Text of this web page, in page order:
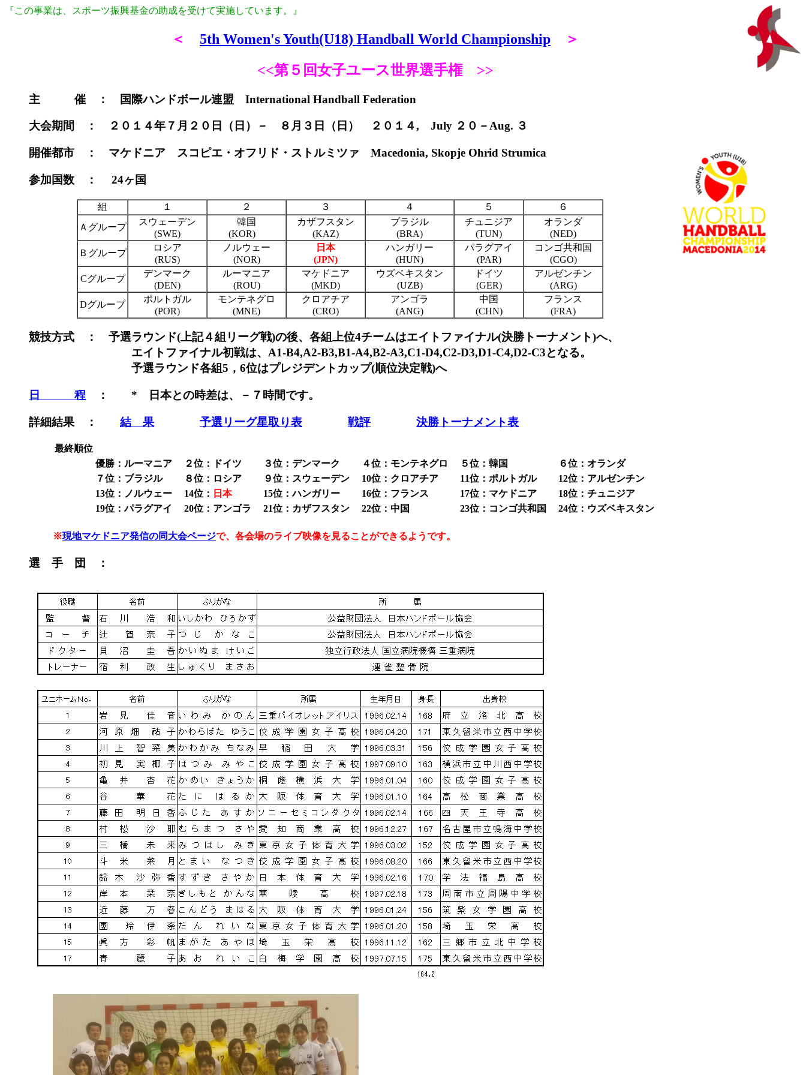
『この事業は、スポーツ振興基金の助成を受けて実施しています。』
＜ 5th Women's Youth(U18) Handball World Championship ＞
<<第５回女子ユース世界選手権 >>
主 催 ： 国際ハンドボール連盟 International Handball Federation
大会期間 ： ２０１４年７月２０日（日）－ ８月３日（日） ２０１４, July ２０－Aug. ３
開催都市 ： マケドニア スコピエ・オフリド・ストルミツァ Macedonia, Skopje Ohrid Strumica
参加国数 ： 24ヶ国
組 １ ２ ３ ４ ５
６
Ａグループ
スウェーデン
(SWE)
韓国
(KOR)
カザフスタン
(KAZ)
ブラジル
(BRA)
チュニジア
(TUN)
オランダ
(NED)
Ｂグループ
ロシア
(RUS)
ノルウェー
(NOR)
日本
(JPN)
ハンガリー
(HUN)
パラグアイ
(PAR)
コンゴ共和国
(CGO)
Cグループ
デンマーク
(DEN)
ルーマニア
(ROU)
マケドニア
(MKD)
ウズベキスタン
(UZB)
ドイツ
(GER)
アルゼンチン
(ARG)
Dグループ
ポルトガル
(POR)
モンテネグロ
(MNE)
クロアチア
(CRO)
アンゴラ
(ANG)
中国
(CHN)
フランス
(FRA)
競技方式 ： 予選ラウンド(上記４組リーグ戦)の後、各組上位4チームはエイトファイナル(決勝トーナメント)へ、
エイトファイナル初戦は、A1-B4,A2-B3,B1-A4,B2-A3,C1-D4,C2-D3,D1-C4,D2-C3となる。
予選ラウンド各組5，6位はプレジデントカップ(順位決定戦)へ
日 程 ： * 日本との時差は、－７時間です。
詳細結果 ： 結 果 予選リーグ星取り表 戦評 決勝トーナメント表
最終順位
優勝：ルーマニア
２位：ドイツ ３位：デンマーク ４位：モンテネグロ ５位：韓国
６位：オランダ
７位：ブラジル
８位：ロシア ９位：スウェーデン 10位：クロアチア 11位：ポルトガル
12位：アルゼンチン
13位：ノルウェー
14位： 日本 15位：ハンガリー 16位：フランス 17位：マケドニア
18位：チュニジア
19位：パラグアイ
20位：アンゴラ 21位：カザフスタン 22位：中国 23位：コンゴ共和国 24位：ウズベキスタン
※現地マケドニア発信の同大会ページで、各会場のライブ映像を見ることができるようです。
選 手 団 ：